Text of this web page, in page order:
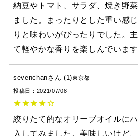
納豆やトマト、サラダ、焼き野
ました。まったりとした重い感
りと味わいがぴったりでした。
て軽やかな香りを楽しんでいます
sevenchan 1 東京都
投稿日 2021/07/08
絞りたて的なオリーブオイルに
入してみました。美味しいけど